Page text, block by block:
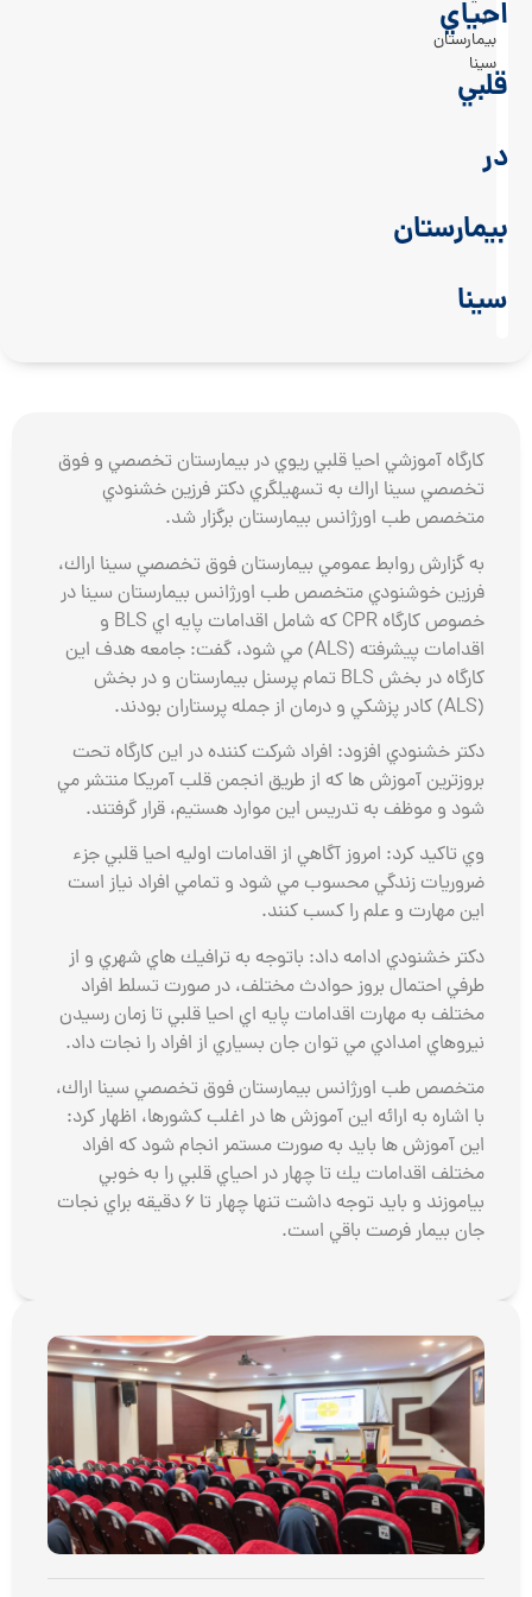
در
بيمارستان
سينا
احياي
قلبي
در
بيمارستان
سينا
كارگاه آموزشي احيا قلبي ريوي در بيمارستان تخصصي و فوق
تخصصي سينا اراك به تسهيلگري دكتر فرزين خشنودي
متخصص طب اورژانس بيمارستان برگزار شد.
به گزارش روابط عمومي بيمارستان فوق تخصصي سينا اراك،
فرزين خوشنودي متخصص طب اورژانس بيمارستان سينا در
خصوص كارگاه CPR كه شامل اقدامات پايه اي BLS و
اقدامات پيشرفته (ALS) مي شود، گفت: جامعه هدف اين
كارگاه در بخش BLS تمام پرسنل بيمارستان و در بخش
(
ALS) كادر پزشكي و درمان از جمله پرستاران بودند.
دكتر خشنودي افزود: افراد شركت كننده در اين كارگاه تحت
بروزترين آموزش ها كه از طريق انجمن قلب آمريكا منتشر مي
شود و موظف به تدريس اين موارد هستيم، قرار گرفتند.
وي تاكيد كرد: امروز آگاهي از اقدامات اوليه احيا قلبي جزء
ضروريات زندگي محسوب مي شود و تمامي افراد نياز است
اين مهارت و علم را كسب كنند.
دكتر خشنودي ادامه داد: باتوجه به ترافيك هاي شهري و از
طرفي احتمال بروز حوادث مختلف، در صورت تسلط افراد
مختلف به مهارت اقدامات پايه اي احيا قلبي تا زمان رسيدن
نيروهاي امدادي مي توان جان بسياري از افراد را نجات داد.
متخصص طب اورژانس بيمارستان فوق تخصصي سينا اراك،
با اشاره به ارائه اين آموزش ها در اغلب كشورها، اظهار كرد:
اين آموزش ها بايد به صورت مستمر انجام شود كه افراد
مختلف اقدامات يك تا چهار در احياي قلبي را به خوبي
بياموزند و بايد توجه داشت تنها چهار تا 6 دقيقه براي نجات
جان بيمار فرصت باقي است.